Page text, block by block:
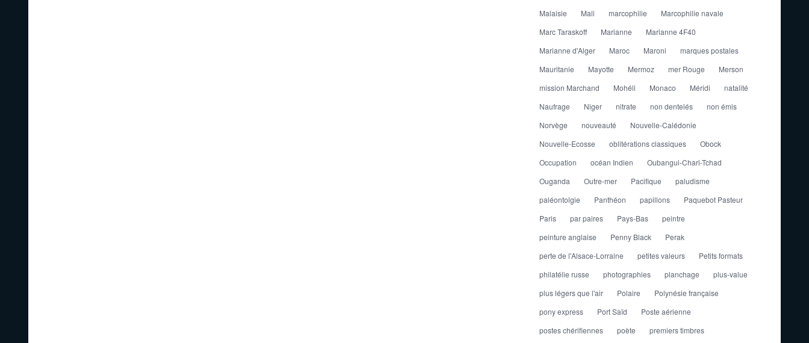
Malaisie
Mali marcophilie
Marcophilie navale
Marc Taraskoff
Marianne
Marianne 4F40
Marianne d'Alger
Maroc Maroni
marques postales
Mauritanie
Mayotte Mermoz mer Rouge
Merson
mission Marchand
Mohéli Monaco Méridi
natalité
Naufrage
Niger nitrate non dentelés
non émis
Norvège
nouveauté
Nouvelle-Calédonie
Nouvelle-Ecosse
oblitérations classiques
Obock
Occupation
océan Indien
Oubangui-Chari-Tchad
Ouganda
Outre-mer Pacifique
paludisme
paléontolgie
Panthéon papillons
Paquebot Pasteur
Paris
par paires Pays-Bas
peintre
peinture anglaise
Penny Black
Perak
perte de l'Alsace-Lorraine
petites valeurs
Petits formats
philatélie russe
photographies planchage
plus-value
plus légers que l'air
Polaire
Polynésie française
pony express
Port Saïd
Poste aérienne
postes chérifiennes
poète premiers timbres